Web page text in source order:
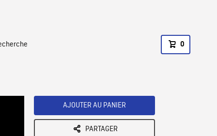
0
AJOUTER AU PANIER
PARTAGER